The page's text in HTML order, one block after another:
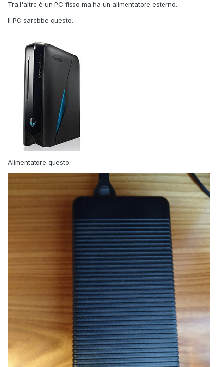
Tra l'altro è un PC fisso ma ha un alimentatore esterno.
Il PC sarebbe questo.
Alimentatore questo.